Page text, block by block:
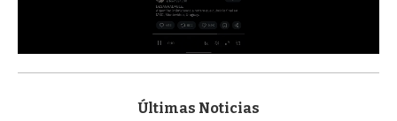
s
Últimas Noticias